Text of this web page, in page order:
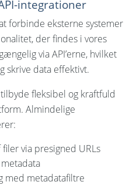
integrationer
forbinde eksterne systemer
der findes i vores
via API’erne, hvilket
skrive data effektivt.
fleksibel og kraftfuld
Almindelige
via presigned URLs
med metadatafiltre